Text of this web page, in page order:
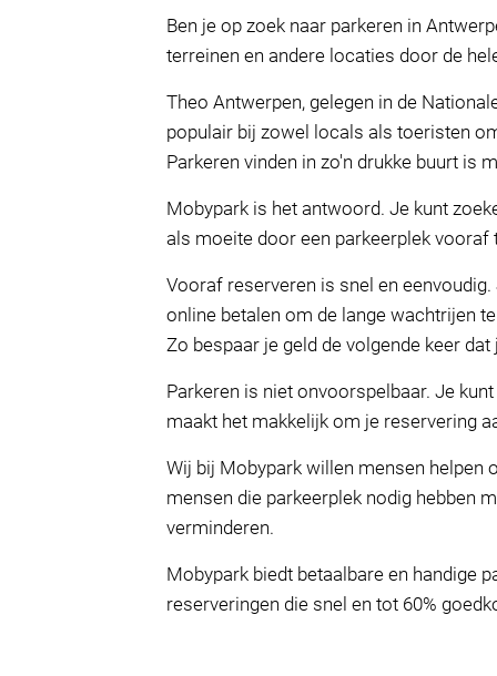
Ben je op zoek naar parkeren in
terreinen en andere locaties door de
Theo Antwerpen, gelegen in de
populair bij zowel locals als toeristen
Parkeren vinden in zo'n drukke buurt is
Mobypark is het antwoord. Je kunt
als moeite door een parkeerplek vooraf
Vooraf reserveren is snel en
online betalen om de lange wachtrijen
Zo bespaar je geld de volgende keer dat
Parkeren is niet onvoorspelbaar. Je
maakt het makkelijk om je reservering
Wij bij Mobypark willen mensen helpen
mensen die parkeerplek nodig hebben
verminderen.
Mobypark biedt betaalbare en handige
reserveringen die snel en tot 60%